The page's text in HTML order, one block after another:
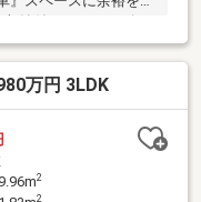
ません！『吹き抜け
がありオシャレ！！◆
回り：洗面、トイ
替え、障子・襖貼
望があればリフォー
！
万円 3LDK
2
2